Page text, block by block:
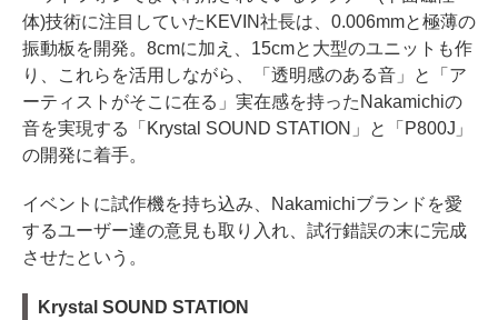
体)技術に注目していたKEVIN社長は、0.006mmと極薄の
振動板を開発。8cmに加え、15cmと大型のユニットも作
り、これらを活用しながら、「透明感のある音」と「ア
ーティストがそこに在る」実在感を持ったNakamichiの
音を実現する「Krystal SOUND STATION」と「P800J」
の開発に着手。
イベントに試作機を持ち込み、Nakamichiブランドを愛
するユーザー達の意見も取り入れ、試行錯誤の末に完成
させたという。
Krystal SOUND STATION